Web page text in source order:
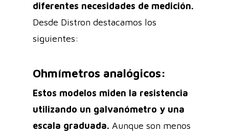
diferentes necesidades de medición.
Desde Distron destacamos los
siguientes:
Ohmímetros analógicos:
Estos modelos miden la resistencia
utilizando un galvanómetro y una
escala graduada. Aunque son menos